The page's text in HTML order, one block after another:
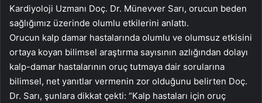
Kardiyoloji Uzmanı Doç. Dr. Münevver Sarı, orucun beden
sağlığımız üzerinde olumlu etkilerini anlattı.
Orucun kalp damar hastalarında olumlu ve olumsuz etkisini
ortaya koyan bilimsel araştırma sayısının azlığından dolayı
kalp-damar hastalarının oruç tutmaya dair sorularına
bilimsel, net yanıtlar vermenin zor olduğunu belirten Doç.
Dr. Sarı, şunlara dikkat çekti: “Kalp hastaları için oruç